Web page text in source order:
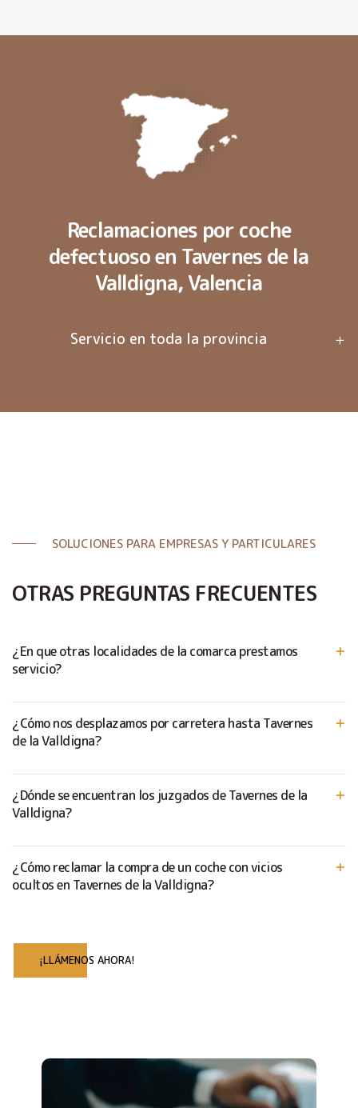
Reclamaciones por coche
defectuoso en Tavernes de la
Valldigna, Valencia
Servicio en toda la provincia
SOLUCIONES PARA EMPRESAS Y PARTICULARES
OTRAS PREGUNTAS FRECUENTES
¿En que otras localidades de la comarca prestamos
servicio?
¿Cómo nos desplazamos por carretera hasta Tavernes
de la Valldigna?
¿Dónde se encuentran los juzgados de Tavernes de la
Valldigna?
¿Cómo reclamar la compra de un coche con vicios
ocultos en Tavernes de la Valldigna?
¡LLÁMENOS AHORA!